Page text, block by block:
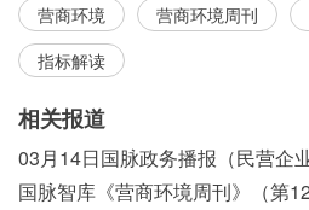
营商环境 营商环境周刊
指标解读
相关报道